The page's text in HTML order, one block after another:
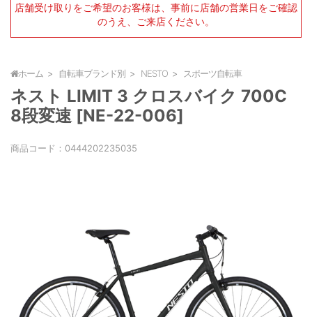
店舗受け取りをご希望のお客様は、事前に店舗の営業日をご確認
のうえ、ご来店ください。
ホーム 自転車ブランド別 NESTO スポーツ自転車
ネスト LIMIT 3 クロスバイク 700C
8段変速 [NE-22-006]
商品コード： 0444202235035